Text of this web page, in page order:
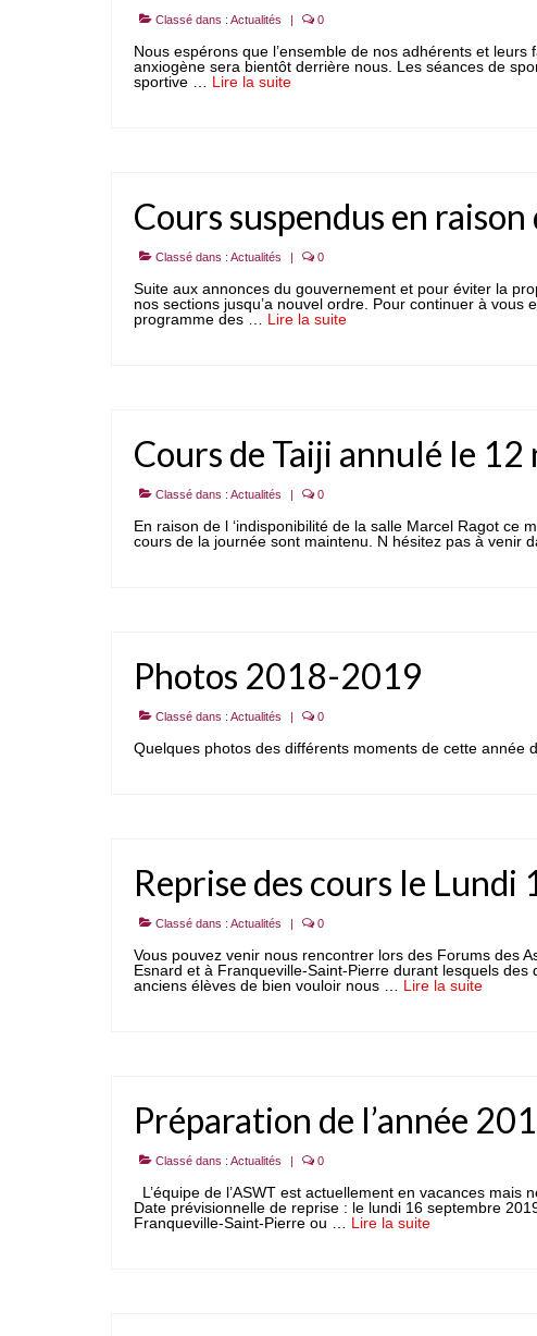
Classé dans : Actualités | 0
Nous espérons que l’ensemble de nos adhérents et
anxiogène sera bientôt derrière nous. Les séances de
sportive … Lire la suite­­
Cours suspendus en
Classé dans : Actualités | 0
Suite aux annonces du gouvernement et pour éviter la
nos sections jusqu’a nouvel ordre. Pour continuer à
programme des … Lire la suite­­
Cours de Taiji annulé le
Classé dans : Actualités | 0
En raison de l ‘indisponibilité de la salle Marcel Ragot ce
cours de la journée sont maintenu. N hésitez pas à venir
Photos 2018-2019
Classé dans : Actualités | 0
Quelques photos des différents moments de cette année
Reprise des cours le Lundi
Classé dans : Actualités | 0
Vous pouvez venir nous rencontrer lors des Forums des
Esnard et à Franqueville-Saint-Pierre durant lesquels
anciens élèves de bien vouloir nous … Lire la suite­­
Préparation de l’année
Classé dans : Actualités | 0
L’équipe de l’ASWT est actuellement en vacances
Date prévisionnelle de reprise : le lundi 16 septembre
Franqueville-Saint-Pierre ou … Lire la suite­­